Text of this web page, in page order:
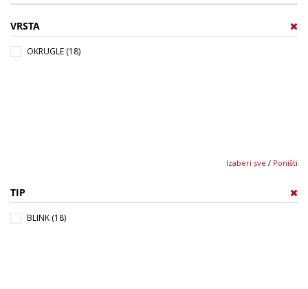
VRSTA
OKRUGLE (18)
Izaberi sve / Poništi
TIP
BLINK (18)